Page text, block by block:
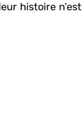
histoire